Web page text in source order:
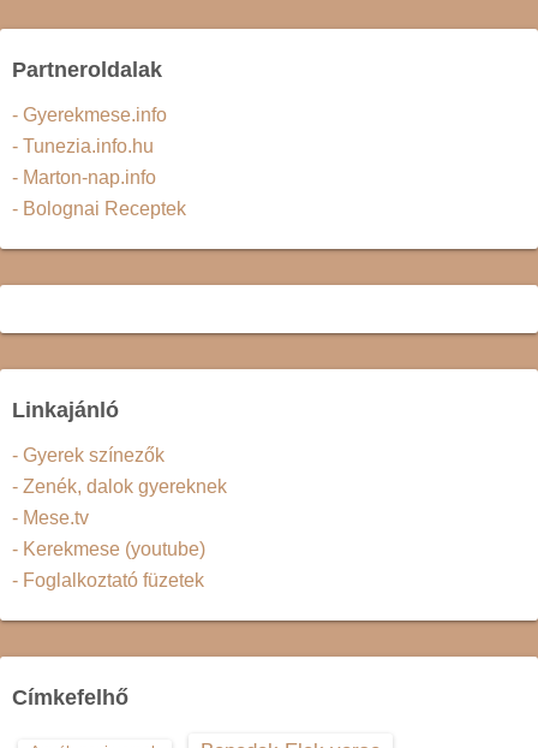
Partneroldalak
- Gyerekmese.info
- Tunezia.info.hu
- Marton-nap.info
- Bolognai Receptek
Linkajánló
- Gyerek színezők
- Zenék, dalok gyereknek
- Mese.tv
- Kerekmese (youtube)
- Foglalkoztató füzetek
Címkefelhő